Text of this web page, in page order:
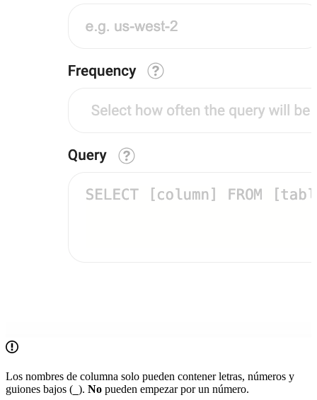
Los nombres de columna solo pueden contener letras, números y
guiones bajos ( ). No pueden empezar por un número.